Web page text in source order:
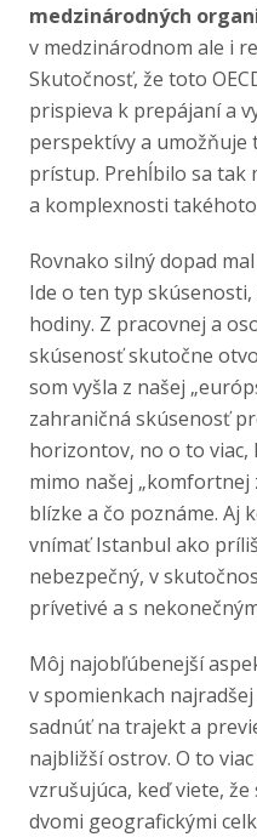
medzinárodných
v medzinárodnom ale i
Skutočnosť, že toto
prispieva k prepájaní a
perspektívy a umožňuje
prístup. Prehĺbilo sa tak
a komplexnosti
Rovnako silný dopad
Ide o ten typ
hodiny. Z pracovnej a
skúsenosť skutočne
som vyšla z našej
zahraničná skúsenosť
horizontov, no o to viac,
mimo našej „komfortnej
blízke a čo poznáme. Aj
vnímať Istanbul ako
nebezpečný, v
prívetivé a s
Môj najobľúbenejší
v spomienkach
sadnúť na trajekt a
najbližší ostrov. O to
vzrušujúca, keď viete,
dvomi geografickými